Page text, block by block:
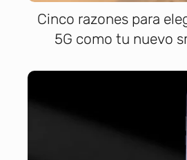
Cinco razones para
5G como tu nuevo